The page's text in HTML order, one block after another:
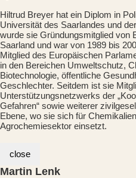
Hiltrud Breyer hat ein Diplom in
Universität des Saarlandes und
wurde sie Gründungsmitglied von
Saarland und war von 1989 bis
Mitglied des Europäischen
in den Bereichen Umweltschutz,
Biotechnologie, öffentliche
Geschlechter. Seitdem ist sie
Unterstützungsnetzwerks der
Gefahren“ sowie weiterer
Ebene, wo sie sich für
Agrochemiesektor einsetzt.
close
Martin Lenk